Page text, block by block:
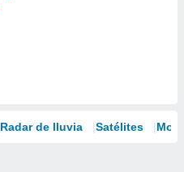
Radar de lluvia Satélites